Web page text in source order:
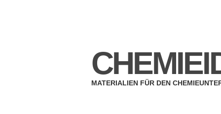
MATERIALIEN FÜR DEN